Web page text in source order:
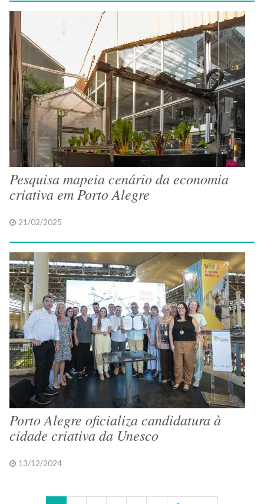
Pesquisa mapeia cenário da economia
criativa em Porto Alegre
21/02/2025
Porto Alegre oficializa candidatura à
cidade criativa da Unesco
13/12/2024